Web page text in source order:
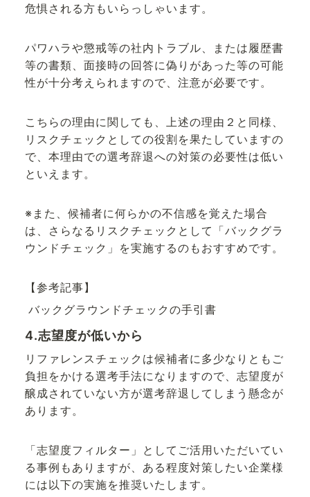
危惧される方もいらっしゃいます。
パワハラや懲戒等の社内トラブル、または履歴書
等の書類、面接時の回答に偽りがあった等の可能
性が十分考えられますので、注意が必要です。
こちらの理由に関しても、上述の理由２と同様、
リスクチェックとしての役割を果たしていますの
で、本理由での選考辞退への対策の必要性は低い
といえます。
※また、候補者に何らかの不信感を覚えた場合
は、さらなるリスクチェックとして「バックグラ
ウンドチェック」を実施するのもおすすめです。
【参考記事】
バックグラウンドチェックの手引書
4.志望度が低いから
リファレンスチェックは候補者に多少なりともご
負担をかける選考手法になりますので、志望度が
醸成されていない方が選考辞退してしまう懸念が
あります。
「志望度フィルター」としてご活用いただいてい
る事例もありますが、ある程度対策したい企業様
には以下の実施を推奨いたします。